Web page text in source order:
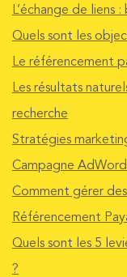
L’échange de liens
Quels sont les
Le référencement
Les résultats
recherche
Stratégies
Campagne
Comment gérer
Référencement
Quels sont les 5
?